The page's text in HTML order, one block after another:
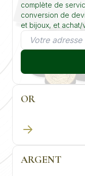
complète de
conversion de
et bijoux, et
OR
ARGENT